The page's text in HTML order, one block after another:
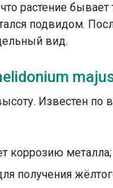
растение
подвидом.
вид.
Известен по
коррозию металла;
получения